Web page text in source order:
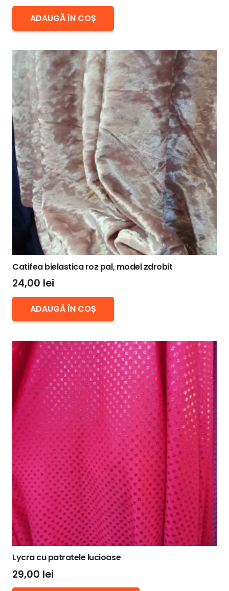
ADAUGĂ ÎN COȘ
Catifea bielastica roz pal, model zdrobit
24,00 lei
ADAUGĂ ÎN COȘ
Lycra cu patratele lucioase
29,00 lei